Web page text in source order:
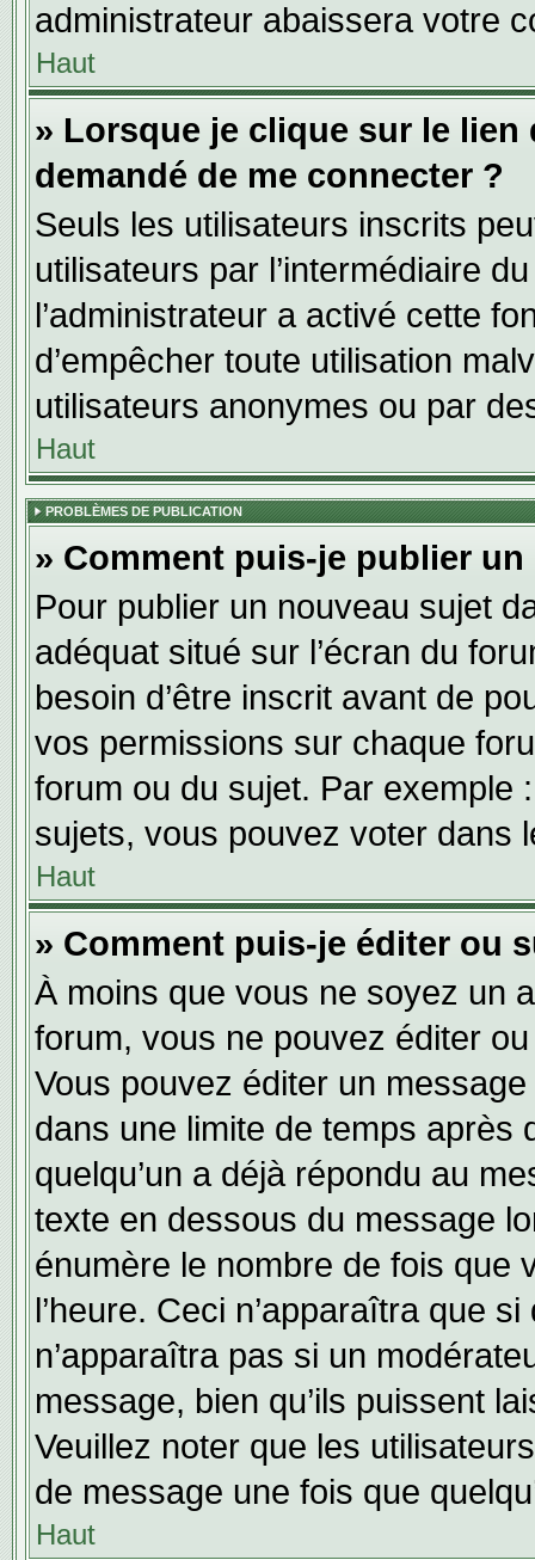
administrateur abaissera votre
Haut
» Lorsque je clique sur le lien
demandé de me connecter ?
Seuls les utilisateurs inscrits
utilisateurs par l’intermédiaire
l’administrateur a activé cette
d’empêcher toute utilisation
utilisateurs anonymes ou par
Haut
PROBLÈMES DE PUBLICATION
» Comment puis-je publier
Pour publier un nouveau sujet
adéquat situé sur l’écran du
besoin d’être inscrit avant de
vos permissions sur chaque
forum ou du sujet. Par exemple
sujets, vous pouvez voter dans
Haut
» Comment puis-je éditer ou
À moins que vous ne soyez un
forum, vous ne pouvez éditer
Vous pouvez éditer un
dans une limite de temps après
quelqu’un a déjà répondu au
texte en dessous du message
énumère le nombre de fois que
l’heure. Ceci n’apparaîtra que
n’apparaîtra pas si un
message, bien qu’ils puissent
Veuillez noter que les
de message une fois que
Haut